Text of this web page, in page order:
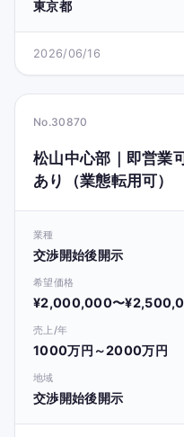
東京都
2026/06/16
No.30870
松山中心部｜即営業
あり（業態転用可）
業種
交渉開始後開示
希望価格
¥2,000,000〜
売上/年
1000万円～2000万円
地域
交渉開始後開示